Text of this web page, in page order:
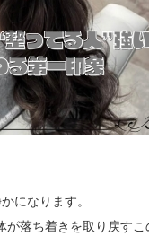
になります。
が落ち着きを取り戻すこ